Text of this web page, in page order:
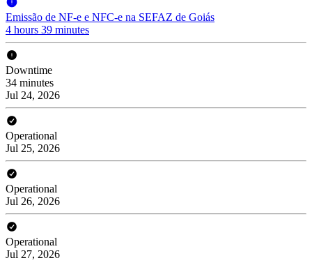
Emissão de NF-e e NFC-e na SEFAZ de Goiás
4 hours 39 minutes
Downtime
34 minutes
Jul 24, 2026
Operational
Jul 25, 2026
Operational
Jul 26, 2026
Operational
Jul 27, 2026